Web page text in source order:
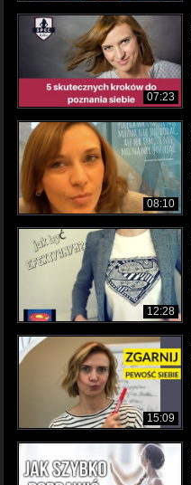
07:23
08:10
12:28
15:09